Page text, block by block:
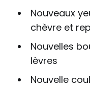
Nouveaux
chèvre et
Nouvelles
lèvres
Nouvelle